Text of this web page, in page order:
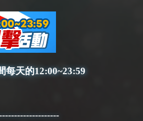
每天的12:00~23:59